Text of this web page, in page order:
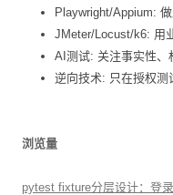
Playwright/Appium:
JMeter/Locust/k6: 用
AI测试: 关注事实性、
逆向技术: 只在授权测
浏览量
pytest fixture分层设计：登